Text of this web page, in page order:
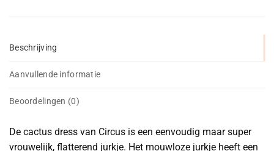
Beschrijving
Aanvullende informatie
Beoordelingen (0)
De cactus dress van Circus is een eenvoudig maar super
vrouwelijk, flatterend jurkje. Het mouwloze jurkje heeft een